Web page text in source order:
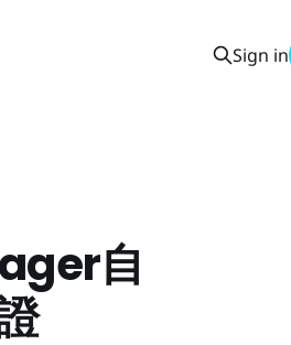
Sign in
自